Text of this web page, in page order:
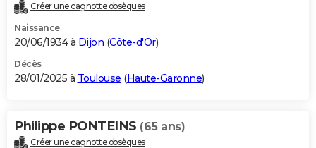
Destinations
City break
Voyage nature
Voyage de noces
Forum
Climat
+PHOTO
GUIDES D'ACHAT
BONS PLANS
Carte de Noël
Carte Bonne année
Carte Saint-Valentin
Carte Pâques
Carte d'anniversaire
DICTIONNAIRE
Créer une cagnotte obsèques
Naissance
20/06/1934 à Dijon (Côte-d'Or)
Décès
28/01/2025 à Toulouse (Haute-Garonne)
Philippe PONTEINS (65 ans)
Créer une cagnotte obsèques